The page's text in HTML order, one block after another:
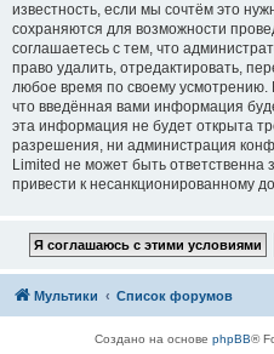
известность, если мы сочтём это
сохраняются для возможности
соглашаетесь с тем, что
право удалить, отредактировать,
любое время по своему усмотрению.
что введённая вами информация
эта информация не будет открыта
разрешения, ни администрация
Limited не может быть ответственна
привести к несанкционированному
Мультики Список форумов
Создано на основе phpBB®